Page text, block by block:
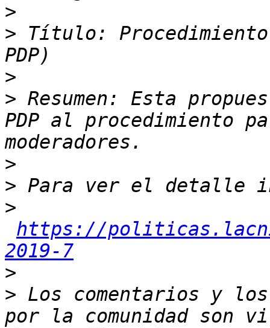
>
> Título:
>
> Resumen: Esta
PDP al procedimiento
>
>
>
https://
2019-7
>
> Los comentarios y
por la comunidad son